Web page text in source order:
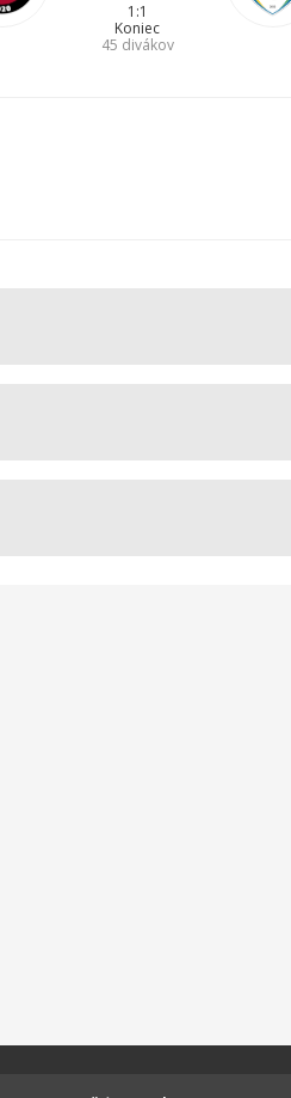
1:1
Koniec
45 divákov